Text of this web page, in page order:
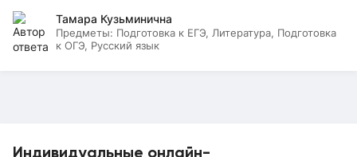
Индивидуальные онлайн-
Тамара Кузьминична
Предметы: Подготовка к ЕГЭ, Литература, Подготовка
к ОГЭ, Русский язык